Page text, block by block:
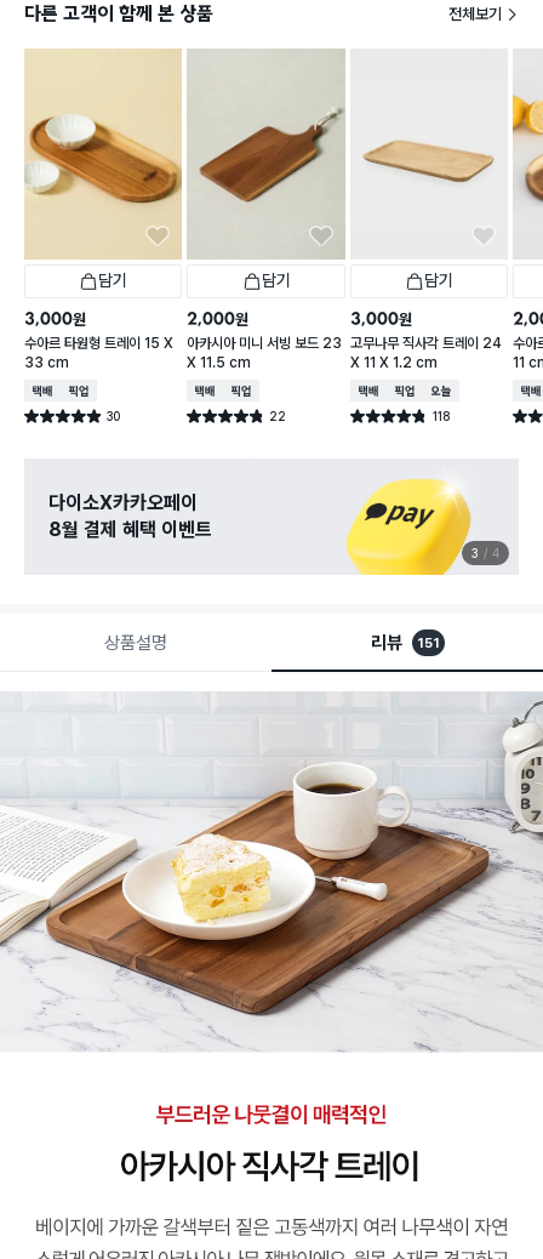
다른 고객이 함께 본 상품 전체보기
담기
3,000원
수아르 타원형 트레이 15 X
33 cm
택배배송매장픽업
별점 4.9점 30
건 작성
담기
2,000원
아카시아 미니 서빙 보드 23
X 11.5 cm
택배배송매장픽업
별점 4.8점 22
건 작성
담기
3,000원
고무나무 직사각 트레이 24
X 11 X 1.2 cm
택배배송매장픽업오늘배송
별점 4.8점 118
건 작성
수아
11
택배
별점
다이소X카카오페이
8월 결제 혜택 이벤트
3 4
상품설명 리뷰 151